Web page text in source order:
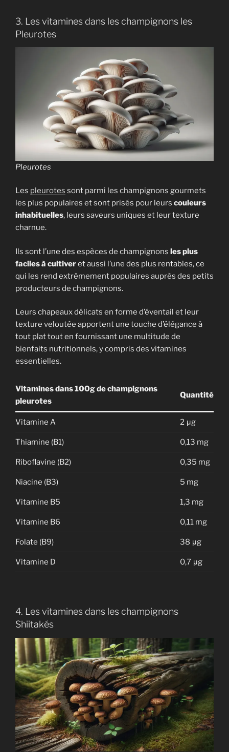
3. Les vitamines dans les champignons les
Pleurotes
Pleurotes
Les pleurotes sont parmi les champignons gourmets
les plus populaires et sont prisés pour leurs couleurs
inhabituelles, leurs saveurs uniques et leur texture
charnue.
Ils sont l’une des espèces de champignons les plus
faciles à cultiveret aussi l’une des plus rentables, ce
qui les rend extrêmement populaires auprès des petits
producteurs de champignons.
Leurs chapeaux délicats en forme d’éventail et leur
texture veloutée apportent une touche d’élégance à
tout plat tout en fournissant une multitude de
bienfaits nutritionnels, y compris des vitamines
essentielles.
Vitamines dans 100g de champignons
pleurotes
Quantité
Vitamine A 2 μg
Thiamine (B1) 0,13 mg
Riboflavine (B2) 0,35 mg
Niacine (B3) 5 mg
Vitamine B5 1,3 mg
Vitamine B6 0,11 mg
Folate (B9) 38 μg
Vitamine D 0,7 μg
4. Les vitamines dans les champignons
Shiitakés